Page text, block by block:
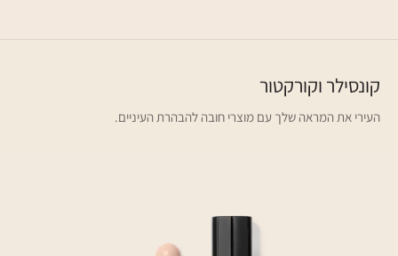
קונסילר וקורקטור
העירי את המראה שלך עם מוצרי חובה להבהרת העיניים.